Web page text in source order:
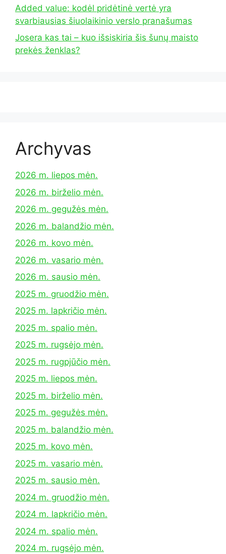
Added value: kodėl pridėtinė vertė yra
svarbiausias šiuolaikinio verslo pranašumas
Josera kas tai – kuo išsiskiria šis šunų maisto
prekės ženklas?
Archyvas
2026 m. liepos mėn.
2026 m. birželio mėn.
2026 m. gegužės mėn.
2026 m. balandžio mėn.
2026 m. kovo mėn.
2026 m. vasario mėn.
2026 m. sausio mėn.
2025 m. gruodžio mėn.
2025 m. lapkričio mėn.
2025 m. spalio mėn.
2025 m. rugsėjo mėn.
2025 m. rugpjūčio mėn.
2025 m. liepos mėn.
2025 m. birželio mėn.
2025 m. gegužės mėn.
2025 m. balandžio mėn.
2025 m. kovo mėn.
2025 m. vasario mėn.
2025 m. sausio mėn.
2024 m. gruodžio mėn.
2024 m. lapkričio mėn.
2024 m. spalio mėn.
2024 m. rugsėjo mėn.